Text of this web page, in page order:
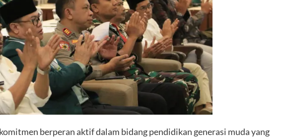
berperan aktif dalam bidang pendidikan generasi muda yang